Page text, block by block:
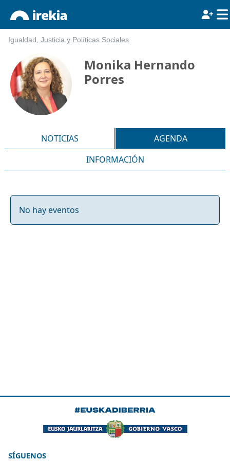
Igualdad, Justicia y Políticas Sociales
Monika Hernando
Porres
NOTICIAS
AGENDA
INFORMACIÓN
No hay eventos
SÍGUENOS